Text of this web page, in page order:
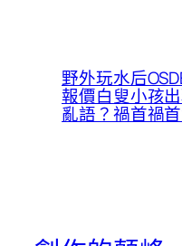
野外玩水后
報價白叟小孩
亂語？禍首禍